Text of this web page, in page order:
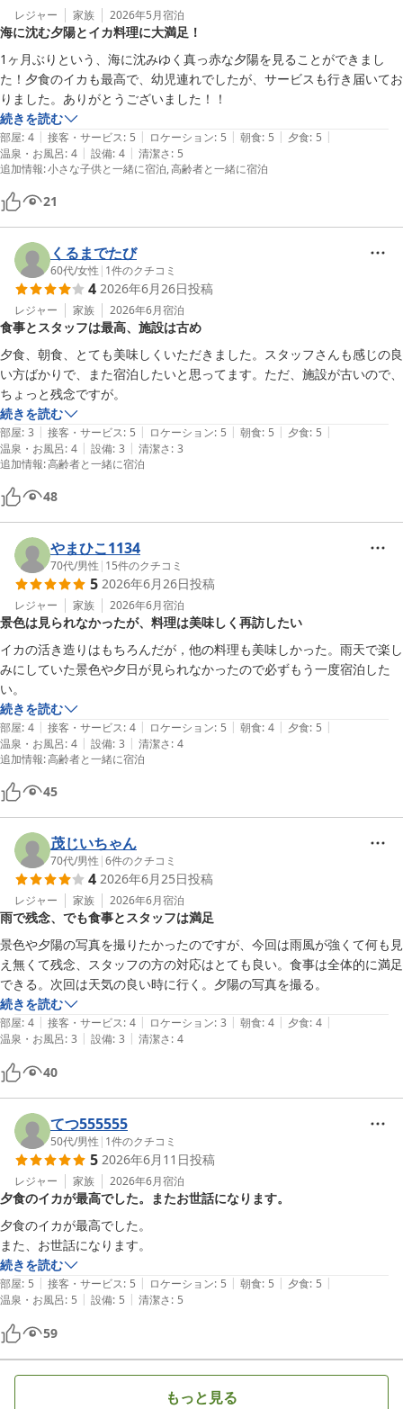
レジャー 家族 2026年5月宿泊
海に沈む夕陽とイカ料理に大満足！
1ヶ月ぶりという、海に沈みゆく真っ赤な夕陽を見ることができまし
た！夕食のイカも最高で、幼児連れでしたが、サービスも行き届いてお
りました。ありがとうございました！！
続きを読む
部屋: 4 | 接客・サービス: 5 | ロケーション: 5 | 朝食: 5 | 夕食: 5 |
温泉・お風呂: 4 | 設備: 4 | 清潔さ: 5
追加情報:小さな子供と一緒に宿泊 高齢者と一緒に宿泊
21
くるまでたび
60代/女性 | 1件のクチコミ
4 2026年6月26日投稿
レジャー 家族 2026年6月宿泊
食事とスタッフは最高、施設は古め
夕食、朝食、とても美味しくいただきました。スタッフさんも感じの良
い方ばかりで、また宿泊したいと思ってます。ただ、施設が古いので、
ちょっと残念ですが。
続きを読む
部屋: 3 | 接客・サービス: 5 | ロケーション: 5 | 朝食: 5 | 夕食: 5 |
温泉・お風呂: 4 | 設備: 3 | 清潔さ: 3
追加情報:高齢者と一緒に宿泊
48
やまひこ1134
70代/男性 | 15件のクチコミ
5 2026年6月26日投稿
レジャー 家族 2026年6月宿泊
景色は見られなかったが、料理は美味しく再訪したい
イカの活き造りはもちろんだが，他の料理も美味しかった。雨天で楽し
みにしていた景色や夕日が見られなかったので必ずもう一度宿泊した
い。
続きを読む
部屋: 4 | 接客・サービス: 4 | ロケーション: 5 | 朝食: 4 | 夕食: 5 |
温泉・お風呂: 4 | 設備: 3 | 清潔さ: 4
追加情報:高齢者と一緒に宿泊
45
茂じいちゃん
70代/男性 |6件のクチコミ
4 2026年6月25日投稿
レジャー 家族 2026年6月宿泊
雨で残念、でも食事とスタッフは満足
景色や夕陽の写真を撮りたかったのですが、今回は雨風が強くて何も見
え無くて残念、スタッフの方の対応はとても良い。食事は全体的に満足
できる。次回は天気の良い時に行く。夕陽の写真を撮る。
続きを読む
部屋: 4 | 接客・サービス: 4 | ロケーション: 3 | 朝食: 4 | 夕食: 4 |
温泉・お風呂: 3 | 設備: 3 | 清潔さ: 4
40
てつ555555
50代/男性 | 1件のクチコミ
5 2026年6月11日投稿
レジャー 家族 2026年6月宿泊
夕食のイカが最高でした。またお世話になります。
夕食のイカが最高でした。
また、お世話になります。
続きを読む
部屋: 5 | 接客・サービス: 5 | ロケーション: 5 | 朝食: 5 | 夕食: 5 |
温泉・お風呂: 5 | 設備: 5 | 清潔さ: 5
59
もっと見る